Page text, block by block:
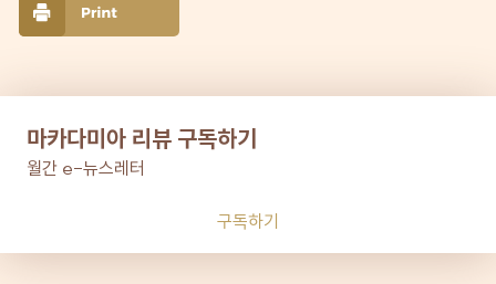
마카다미아 리뷰 구독하기
월간 e-뉴스레터
구독하기